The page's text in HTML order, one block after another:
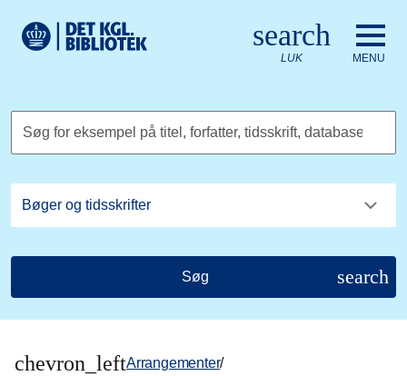
Det Kongelige Biblioteks logo. Gå til Det Kongelige
search
LUK MENU
Søg for eksempel på titel, forfatter, tidsskrift, database
Søg search
chevron_leftArrangementer/